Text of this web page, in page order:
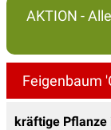
AKTION -
Feigenbaum
kräftige Pflanze